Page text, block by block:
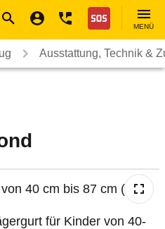
Nothilfe
MENÜ
Ausstattung, Technik &
40 cm bis 87 cm (< 13
für Kinder von 40-